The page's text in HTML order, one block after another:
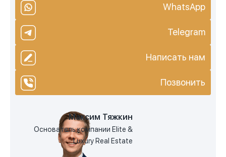
WhatsApp
Telegram
Написать нам
Позвонить
Максим Тяжкин
Основатель компании Elite &
Luxury Real Estate